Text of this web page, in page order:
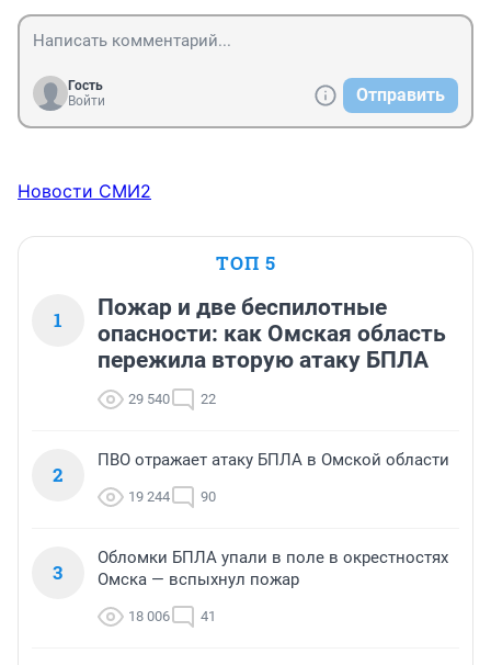
Гость
Войти
Отправить
Новости СМИ2
ТОП 5
1
Пожар и две беспилотные
опасности: как Омская область
пережила вторую атаку БПЛА
29 540 22
2
ПВО отражает атаку БПЛА в Омской области
19 244 90
3
Обломки БПЛА упали в поле в окрестностях
Омска — вспыхнул пожар
18 006 41